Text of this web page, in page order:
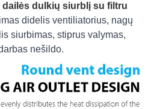
dulkių siurblį su filtru
didelis ventiliatorius, nagų
siurbimas, stiprus valymas,
nešildo.